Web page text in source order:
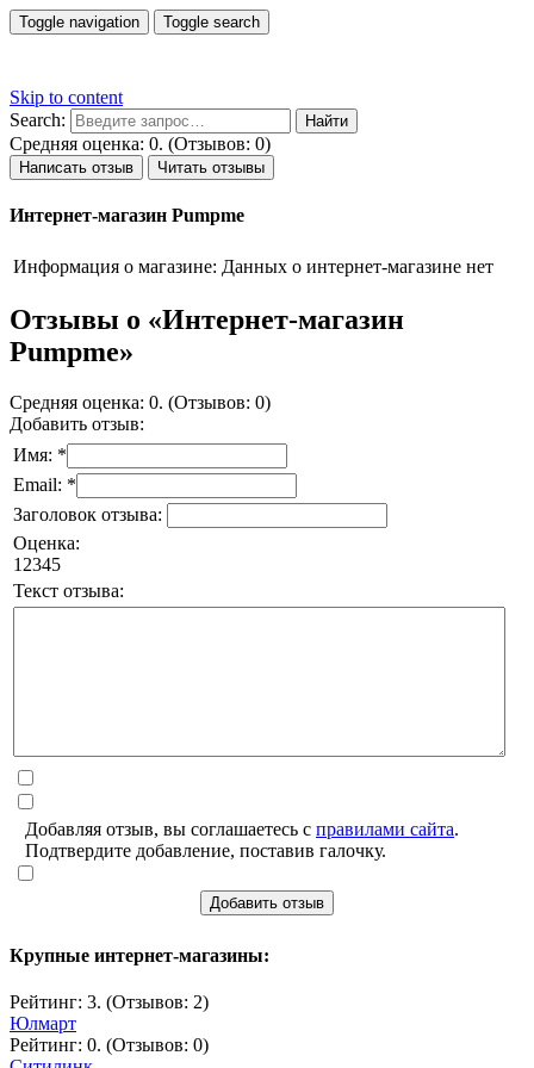
Toggle navigation Toggle search
Skip to content
Search:
Средняя оценка: 0. (Отзывов: 0)
Написать отзыв Читать отзывы
Интернет-магазин Pumpme
Информация о магазине: Данных о интернет-магазине нет
Отзывы о «Интернет-магазин
Pumpme»
Средняя оценка: 0. (Отзывов: 0)
Добавить отзыв:
Имя: *
Email: *
Заголовок отзыва:
Оценка:
1 2345
Текст отзыва:
Добавляя отзыв, вы соглашаетесь с правилами сайта.
Подтвердите добавление, поставив галочку.
Добавить отзыв
Крупные интернет-магазины:
Рейтинг: 3. (Отзывов: 2)
Юлмарт
Рейтинг: 0. (Отзывов: 0)